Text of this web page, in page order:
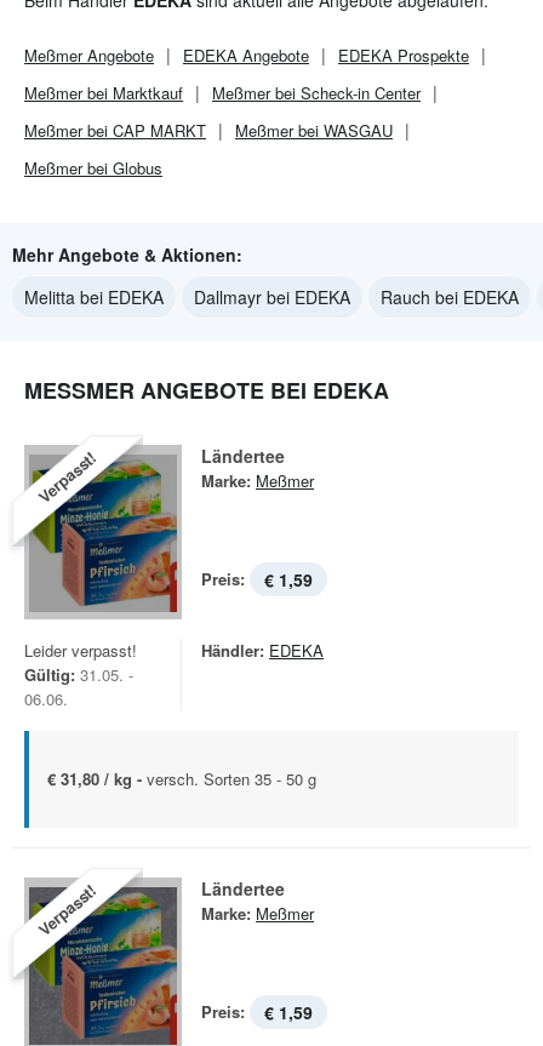
MeßmerAngebote EDEKA Angebote EDEKA Prospekte
Meßmer bei Marktkauf
Meßmer bei Scheck-in Center
Meßmer bei CAP MARKT
Meßmer bei WASGAU
Meßmer bei Globus
Mehr Angebote & Aktionen:
Melitta bei EDEKA
Dallmayr bei EDEKA Rauch bei EDEKA
MESSMER ANGEBOTE BEI EDEKA
Verpasst! Ländertee
Marke: Meßmer
Preis: € 1,59
Leider verpasst!
Gültig: 31.05. -
06.06.
Händler: EDEKA
€ 31,80 / kg - versch. Sorten 35 - 50 g
Verpasst! Ländertee
Marke: Meßmer
Preis: € 1,59